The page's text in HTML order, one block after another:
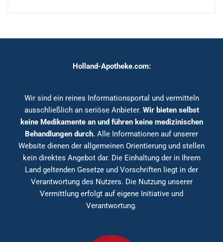
Holland-Apotheke.com:
Wir sind ein reines Informationsportal und vermitteln
ausschließlich an seriöse Anbieter. Wir bieten selbst
keine Medikamente an und führen keine medizinischen
Behandlungen durch. Alle Informationen auf unserer
Website dienen der allgemeinen Orientierung und stellen
kein direktes Angebot dar. Die Einhaltung der in Ihrem
Land geltenden Gesetze und Vorschriften liegt in der
Verantwortung des Nutzers. Die Nutzung unserer
Vermittlung erfolgt auf eigene Initiative und
Verantwortung.